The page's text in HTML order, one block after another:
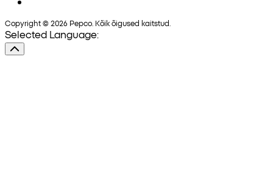
Copyright © 2026 Pepco. Kõik õigused kaitstud.
Selected Language: